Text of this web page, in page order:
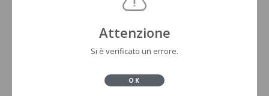
Attenzione
Si è verificato un errore.
OK